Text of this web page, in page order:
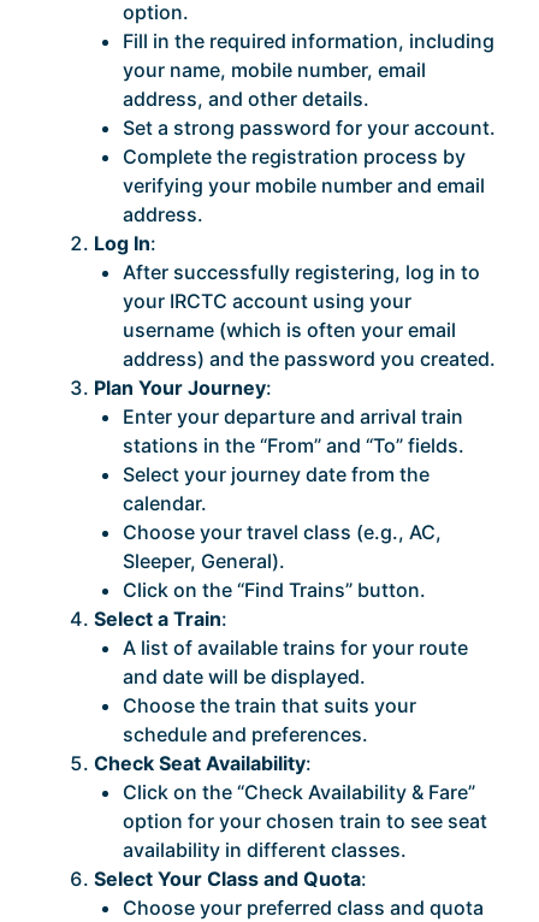
option.
Fill in the required information, including
your name, mobile number, email
address, and other details.
Set a strong password for your account.
Complete the registration process by
verifying your mobile number and email
address.
Log In:
After successfully registering, log in to
your IRCTC account using your
username (which is often your email
address) and the password you created.
Plan Your Journey:
Enter your departure and arrival train
stations in the “From” and “To” fields.
Select your journey date from the
calendar.
Choose your travel class (e.g., AC,
Sleeper, General).
Click on the “Find Trains” button.
Select a Train:
A list of available trains for your route
and date will be displayed.
Choose the train that suits your
schedule and preferences.
Check Seat Availability:
Click on the “Check Availability & Fare”
option for your chosen train to see seat
availability in different classes.
Select Your Class and Quota:
Choose your preferred class and quota